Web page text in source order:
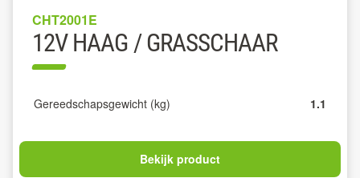
CHT2001E
12V HAAG / GRASSCHAAR
Gereedschapsgewicht (kg) 1.1
Bekijk product